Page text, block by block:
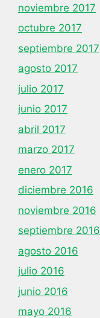
noviembre 2017
octubre 2017
septiembre 2017
agosto 2017
julio 2017
junio 2017
abril 2017
marzo 2017
enero 2017
diciembre 2016
noviembre 2016
septiembre 2016
agosto 2016
julio 2016
junio 2016
mayo 2016